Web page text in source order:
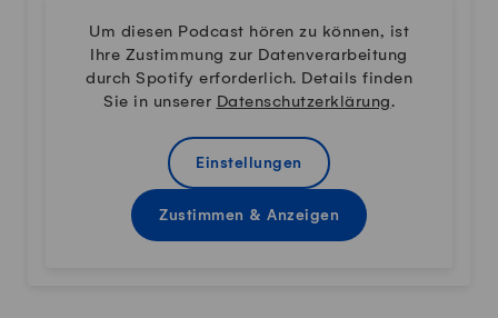
Um diesen Podcast hören zu können, ist
Ihre Zustimmung zur Datenverarbeitung
durch Spotify erforderlich. Details finden
Sie in unserer Datenschutzerklärung.
Einstellungen
Zustimmen & Anzeigen